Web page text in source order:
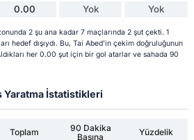
0.00 Yok Yok
2 şu ana kadar 7 maçlarında 2 şut çekti. 1
hedef dışıydı. Bu, Tai Abed'in çekim doğruluğunun
her 0.00 şut için bir gol atarlar ve sahada 90
Yaratma İstatistikleri
Toplam
90 Dakika
Başına
Yüzdelik